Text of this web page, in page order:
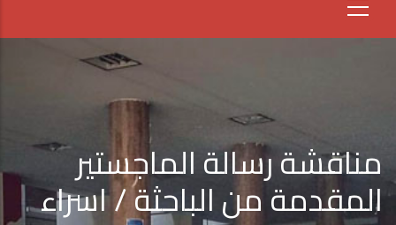
مناقشة رسالة الماجستير
المقدمة من الباحثة / اسراء